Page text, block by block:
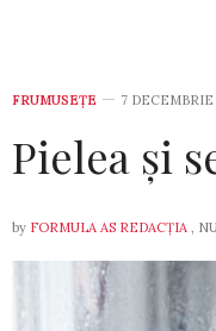
FRUMUSEȚE 7 DECEMBRIE
Pielea și
by FORMULA AS REDACȚIA ,